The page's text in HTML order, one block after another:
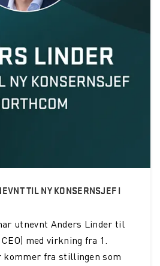
TIL NY KONSERNSJEF I
utnevnt Anders Linder til
med virkning fra 1.
kommer fra stillingen som